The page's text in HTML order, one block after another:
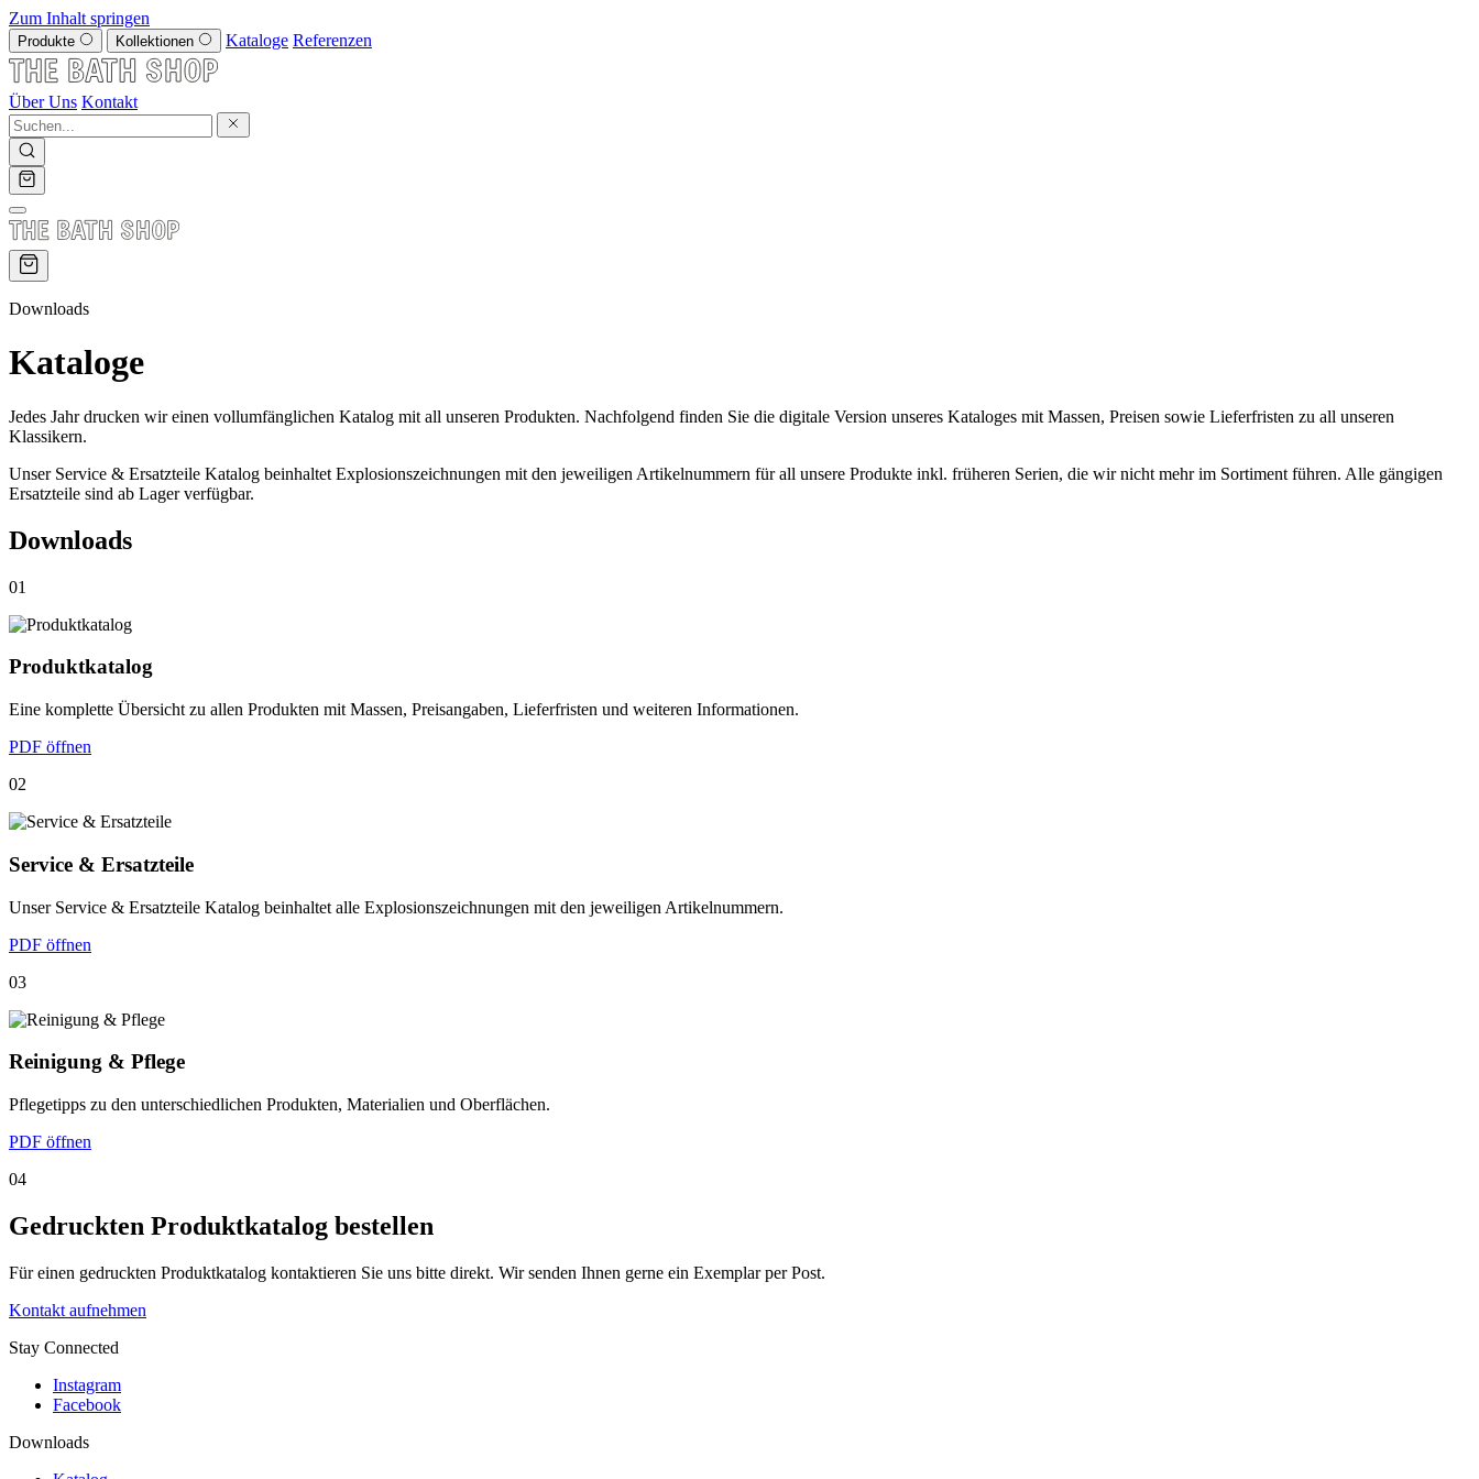
Zum Inhalt springen
Produkte Kollektionen Kataloge Referenzen
Über Uns Kontakt
Downloads
Kataloge
Jedes Jahr drucken wir einen vollumfänglichen Katalog mit all unseren Produkten. Nachfolgend finden Sie die digitale Version unseres Kataloges mit Massen, Preisen sowie Lieferfristen zu all unseren
Klassikern.
Unser Service & Ersatzteile Katalog beinhaltet Explosionszeichnungen mit den jeweiligen Artikelnummern für all unsere Produkte inkl. früheren Serien, die wir nicht mehr im Sortiment führen. Alle gängigen
Ersatzteile sind ab Lager verfügbar.
Downloads
01
Produktkatalog
Eine komplette Übersicht zu allen Produkten mit Massen, Preisangaben, Lieferfristen und weiteren Informationen.
PDF öffnen
02
Service & Ersatzteile
Unser Service & Ersatzteile Katalog beinhaltet alle Explosionszeichnungen mit den jeweiligen Artikelnummern.
PDF öffnen
03
Reinigung & Pflege
Pflegetipps zu den unterschiedlichen Produkten, Materialien und Oberflächen.
PDF öffnen
04
Gedruckten Produktkatalog bestellen
Für einen gedruckten Produktkatalog kontaktieren Sie uns bitte direkt. Wir senden Ihnen gerne ein Exemplar per Post.
Kontakt aufnehmen
Stay Connected
Instagram
Facebook
Downloads